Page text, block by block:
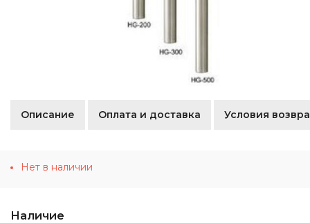
Описание Оплата и доставка Условия
Нет в наличии
Наличие